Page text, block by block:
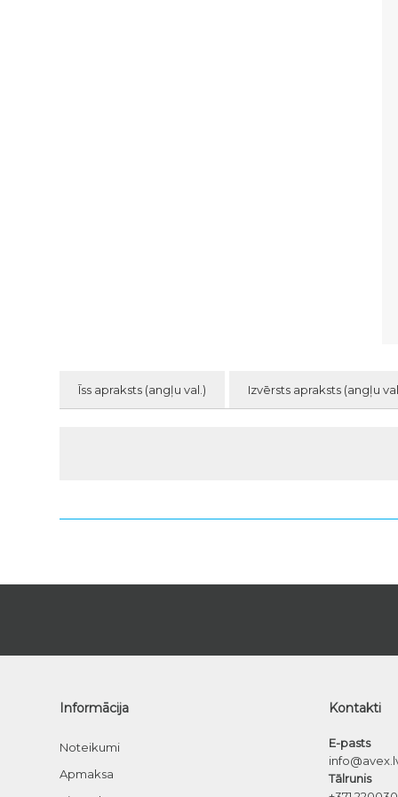
Īss apraksts (angļu val.) Izvērsts apraksts (angļu
Informācija
Noteikumi
Apmaksa
Kontakti
E-pasts
Tālrunis